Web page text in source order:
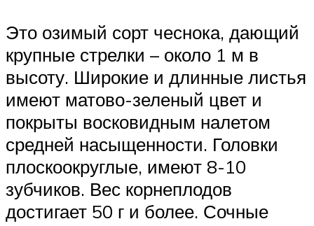
Это озимый сорт чеснока, дающий
крупные стрелки – около 1 м в
высоту. Широкие и длинные листья
имеют матово-зеленый цвет и
покрыты восковидным налетом
средней насыщенности. Головки
плоскоокруглые, имеют 8-10
зубчиков. Вес корнеплодов
достигает 50 г и более. Сочные